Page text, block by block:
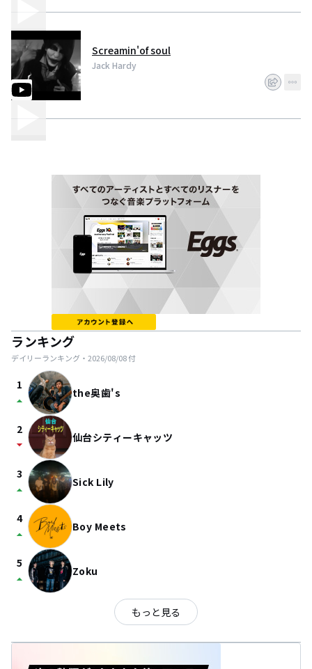
Screamin'of soul
Jack Hardy
ランキング
デイリーランキング・ 2026/08/08付
1
arrow_drop_up the奥歯's
2
arrow_drop_down 仙台シティーキャッツ
3
arrow_drop_up Sick Lily
4
arrow_drop_up Boy Meets
5
arrow_drop_up Zoku
もっと見る